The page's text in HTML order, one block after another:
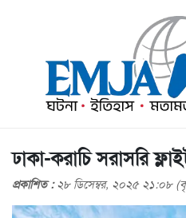
ঢাকা-করাচি সরাসরি
প্রকাশিত : ২৮ ডিসেম্বর, ২০২৫ ২১:০৮